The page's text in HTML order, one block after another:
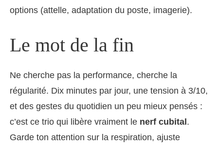
options (attelle, adaptation du poste, imagerie).
Le mot de la fin
Ne cherche pas la performance, cherche la
régularité. Dix minutes par jour, une tension à 3/10,
et des gestes du quotidien un peu mieux pensés :
c’est ce trio qui libère vraiment le nerf cubital.
Garde ton attention sur la respiration, ajuste